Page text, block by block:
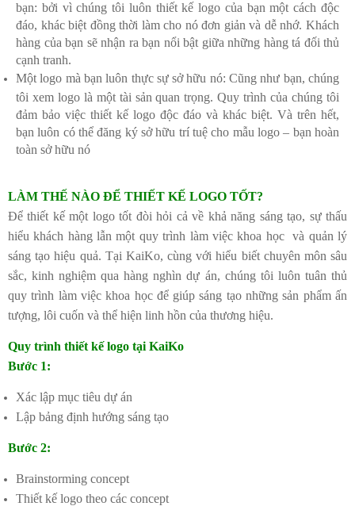
bạn: bởi vì chúng tôi luôn thiết kế logo của bạn một cách độc
đáo, khác biệt đồng thời làm cho nó đơn giản và dễ nhớ. Khách
hàng của bạn sẽ nhận ra bạn nổi bật giữa những hàng tá đối thủ
cạnh tranh.
Một logo mà bạn luôn thực sự sở hữu nó: Cũng như bạn, chúng
tôi xem logo là một tài sản quan trọng. Quy trình của chúng tôi
đảm bảo việc thiết kế logo độc đáo và khác biệt. Và trên hết,
bạn luôn có thể đăng ký sở hữu trí tuệ cho mẫu logo – bạn hoàn
toàn sở hữu nó
LÀM THẾ NÀO ĐỂ THIẾT KẾ LOGO TỐT?
Để thiết kế một logo tốt đòi hỏi cả về khả năng sáng tạo, sự thấu
hiểu khách hàng lẫn một quy trình làm việc khoa học và quản lý
sáng tạo hiệu quả. Tại KaiKo, cùng với hiểu biết chuyên môn sâu
sắc, kinh nghiệm qua hàng nghìn dự án, chúng tôi luôn tuân thủ
quy trình làm việc khoa học để giúp sáng tạo những sản phẩm ấn
tượng, lôi cuốn và thể hiện linh hồn của thương hiệu.
Quy trình thiết kế logo tại KaiKo
Bước 1:
Xác lập mục tiêu dự án
Lập bảng định hướng sáng tạo
Bước 2:
Brainstorming concept
Thiết kế logo theo các concept